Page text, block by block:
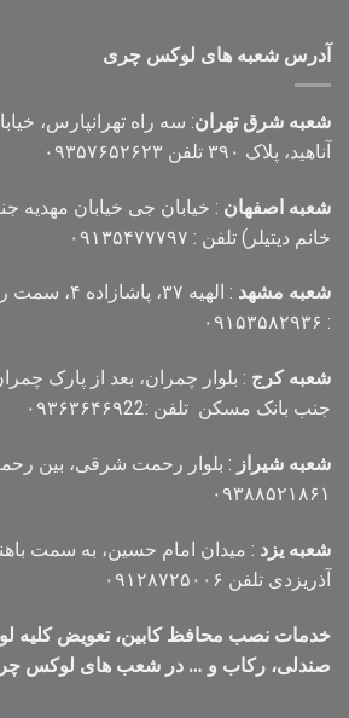
آدرس شعبه های لوکس چری
شعبه شرق تهران: سه راه تهرانپارس،
آناهید، پلاک ۳۹۰ تلفن ۰۹۳۵۷۶۵۲۶۲۳
شعبه اصفهان
خانم دیتیلر) تلفن : ۰۹۱۳۵۴۷۷۷۹۷
شعبه مشهد
: الهیه ۳۷،
: ۰۹۱۵۳۵۸۲۹۳۶
شعبه کرج
جنب بانک مسکن تلفن :۰۹۳۶۳۶۴۶۹22
شعبه شیراز
۰۹۳۸۸۵۲۱۸۶۱
شعبه یزد : میدان امام حسین، به سمت
آذریزدی تلفن ۰۹۱۲۸۷۲۵۰۰۶
خدمات نصب محافظ کابین، تعویض کلیه
صندلی، رکاب و … در شعب های لوکس